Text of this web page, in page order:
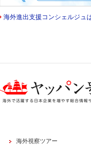
海外進出支援コンシェルジュ
海外視察ツアー